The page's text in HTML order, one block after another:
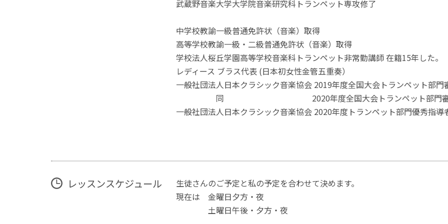
武蔵野音楽大学大学院音楽研究科トランペット専攻修了
中学校教諭一級普通免許状（音楽）取得
高等学校教諭一級・二級普通免許状（音楽）取得
学校法人桜丘学園高等学校音楽科トランペット非常勤講師 在籍15年した。
レディース ブラス代表 (日本初女性金管五重奏）
一般社団法人日本クラシック音楽協会 2019年度全国大会トランペット部門
同 2020年度全国大会トランペット部門審
一般社団法人日本クラシック音楽協会 2020年度トランペット部門
レッスンスケジュール
生徒さんのご予定と私の予定を合わせて決めます。
現在は 金曜日夕方・夜
土曜日午後・夕方・夜